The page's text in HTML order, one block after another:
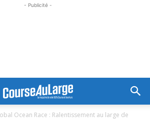
- Publicité -
Ocean Race : Ralentissement au large de